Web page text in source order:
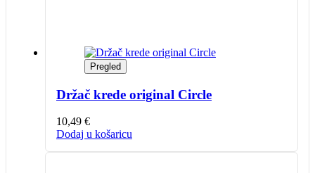
Pregled
Držač krede original Circle
10,49 €
Dodaj u košaricu